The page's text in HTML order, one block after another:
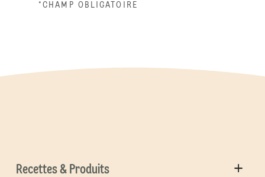
*CHAMP OBLIGATOIRE
Recettes & Produits